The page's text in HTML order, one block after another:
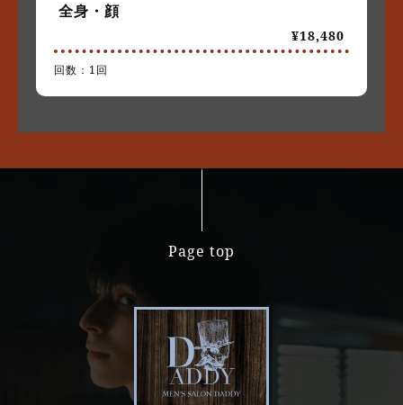
全身・顔
¥18,480
回数：1回
Page top